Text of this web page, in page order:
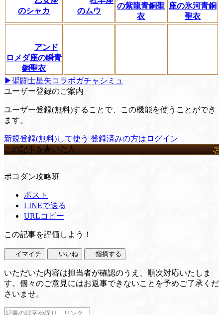
のシャカ
のムウ
の紫龍青銅聖
衣
座の氷河青銅
聖衣
アンド
ロメダ座の瞬青
銅聖衣
▶聖闘士星矢コラボガチャシミュ
ユーザー登録のご案内
ユーザー登録(無料)することで、この機能を使うことができ
ます。
新規登録(無料)して使う 登録済みの方はログイン
この記事を書いた人
ポコダン攻略班
ポスト
LINEで送る
URLコピー
この記事を評価しよう！
イマイチ いいね 指摘する
いただいた内容は担当者が確認のうえ、順次対応いたしま
す。個々のご意見にはお返事できないことを予めご了承くだ
さいませ。